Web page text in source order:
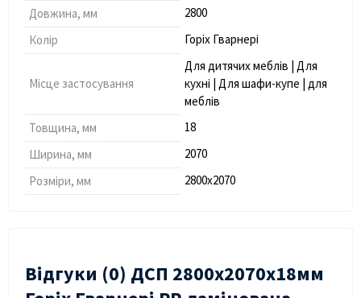
Довжина, мм
2800
Колір
Горіх Гварнері
Місце застосування
Для дитячих меблів | Для
кухні | Для шафи-купе | для
меблів
Товщина, мм
18
Ширина, мм
2070
Розміри, мм
2800х2070
Відгуки (0) ДСП 2800х2070х18мм